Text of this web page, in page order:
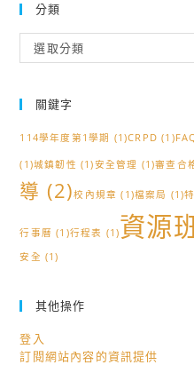
分類
類
選取分類
關鍵字
114學年度第1學期 (1)CRPD (1)
(1)城鎮韌性 (1)安全管理 (1)審查合
導 (2)校內規章 (1)檔案局 (1)
行事曆 (1)行程表 (1)資源
安全 (1)
其他操作
登入
訂閱網站內容的資訊提供